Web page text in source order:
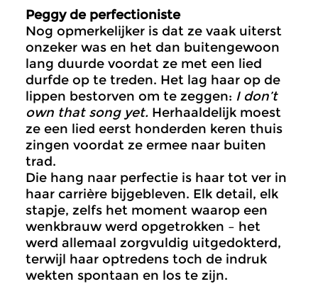
Peggy de perfectioniste
Nog opmerkelijker is dat ze vaak uiterst
onzeker was en het dan buitengewoon
lang duurde voordat ze met een lied
durfde op te treden. Het lag haar op de
lippen bestorven om te zeggen: I don’t
own that song yet. Herhaaldelijk moest
ze een lied eerst honderden keren thuis
zingen voordat ze ermee naar buiten
trad.
Die hang naar perfectie is haar tot ver in
haar carrière bijgebleven. Elk detail, elk
stapje, zelfs het moment waarop een
wenkbrauw werd opgetrokken – het
werd allemaal zorgvuldig uitgedokterd,
terwijl haar optredens toch de indruk
wekten spontaan en los te zijn.